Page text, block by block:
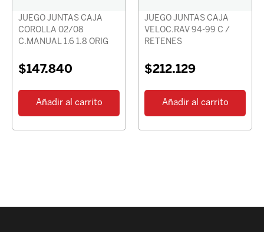
JUEGO JUNTAS CAJA
COROLLA 02/08
C.MANUAL 1.6 1.8 ORIG
$147.840
Añadir al carrito
JUEGO JUNTAS CAJA
VELOC.RAV 94-99 C /
RETENES
$212.129
Añadir al carrito